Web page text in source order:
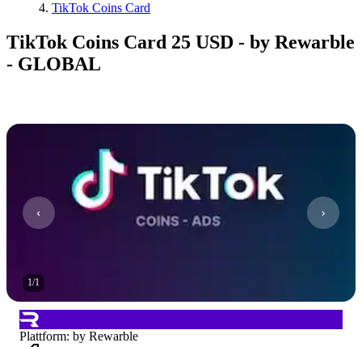
TikTok Coins Card
TikTok Coins Card 25 USD - by Rewarble
- GLOBAL
1/1
Plattform: by Rewarble